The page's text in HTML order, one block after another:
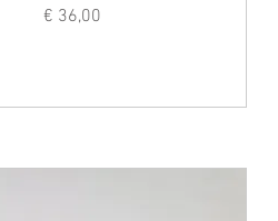
Prijs
€ 36,00